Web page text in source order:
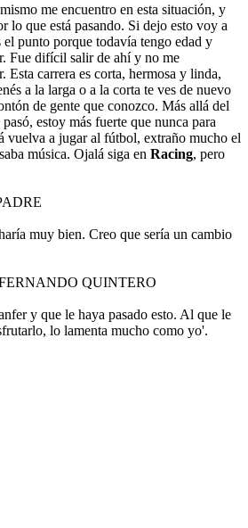
me encuentro en esta situación, y
lo que está pasando. Si dejo esto voy a
punto porque todavía tengo edad y
Fue difícil salir de ahí y no me
Esta carrera es corta, hermosa y linda,
a la larga o a la corta te ves de nuevo
de gente que conozco. Más allá del
estoy más fuerte que nunca para
vuelva a jugar al fútbol, extraño mucho el
música. Ojalá siga en Racing, pero
muy bien. Creo que sería un cambio
QUINTERO
y que le haya pasado esto. Al que le
lo lamenta mucho como yo'.